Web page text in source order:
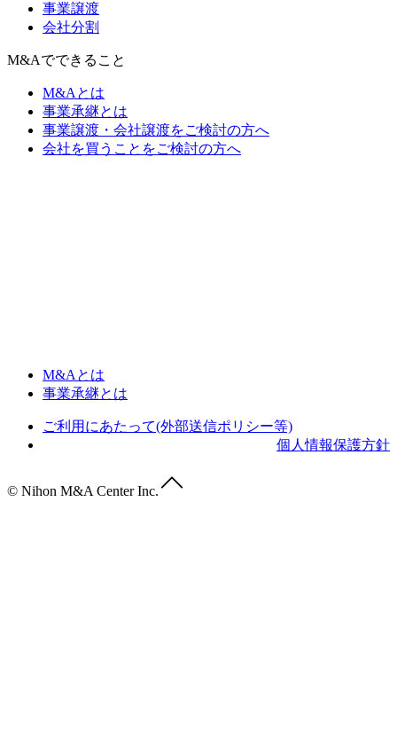
事業譲渡
会社分割
M&Aでできること
M&Aとは
事業承継とは
事業譲渡・会社譲渡をご検討の方へ
会社を買うことをご検討の方へ
M&Aとは
事業承継とは
ご利用にあたって(外部送信ポリシー等)
個人情報保護方針
© Nihon M&A Center Inc.